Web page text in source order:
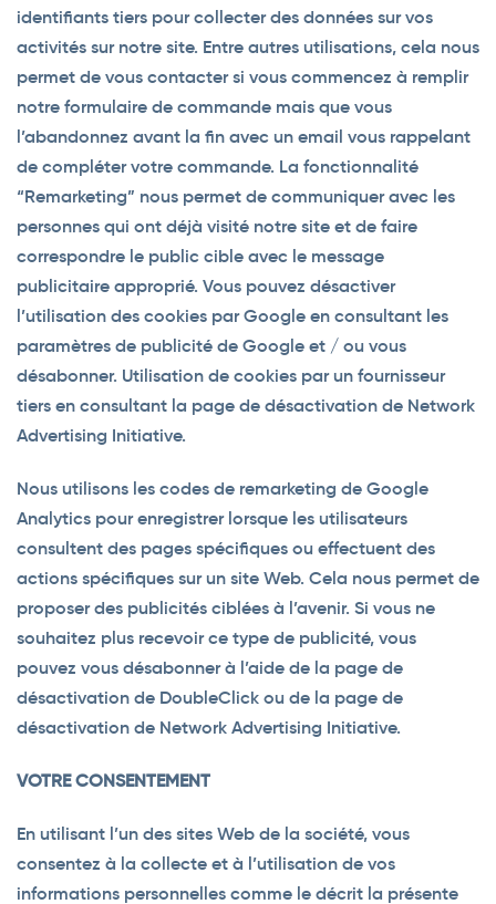
identifiants tiers pour collecter des données sur vos
activités sur notre site. Entre autres utilisations, cela nous
permet de vous contacter si vous commencez à remplir
notre formulaire de commande mais que vous
l’abandonnez avant la fin avec un email vous rappelant
de compléter votre commande. La fonctionnalité
“Remarketing” nous permet de communiquer avec les
personnes qui ont déjà visité notre site et de faire
correspondre le public cible avec le message
publicitaire approprié. Vous pouvez désactiver
l’utilisation des cookies par Google en consultant les
paramètres de publicité de Google et / ou vous
désabonner. Utilisation de cookies par un fournisseur
tiers en consultant la page de désactivation de Network
Advertising Initiative.
Nous utilisons les codes de remarketing de Google
Analytics pour enregistrer lorsque les utilisateurs
consultent des pages spécifiques ou effectuent des
actions spécifiques sur un site Web. Cela nous permet de
proposer des publicités ciblées à l’avenir. Si vous ne
souhaitez plus recevoir ce type de publicité, vous
pouvez vous désabonner à l’aide de la page de
désactivation de DoubleClick ou de la page de
désactivation de Network Advertising Initiative.
VOTRE CONSENTEMENT
En utilisant l’un des sites Web de la société, vous
consentez à la collecte et à l’utilisation de vos
informations personnelles comme le décrit la présente